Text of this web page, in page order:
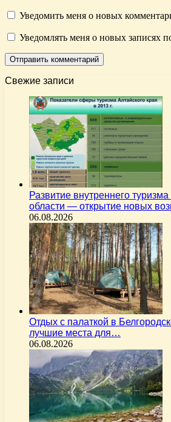
Уведомить меня о новых
Уведомлять меня о новых записях
Свежие записи
Развитие внутреннего
области — открытие новых
06.08.2026
Отдых с палаткой в
лучшие места для…
06.08.2026